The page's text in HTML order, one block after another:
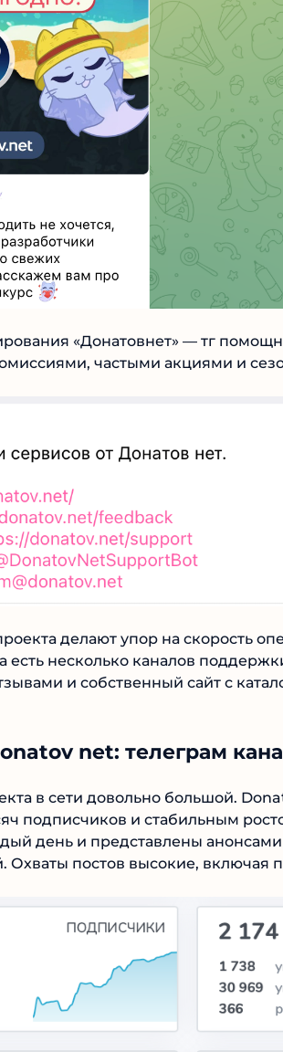
«Донатовнет» — тг
частыми акциями и
делают упор на скорость
есть несколько каналов
и собственный сайт с
net: телеграм
в сети довольно большой.
подписчиков и стабильным
день и представлены
постов высокие, включая